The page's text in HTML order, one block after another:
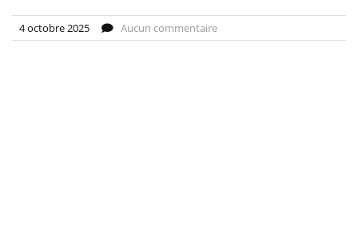
4 octobre 2025 Aucun commentaire